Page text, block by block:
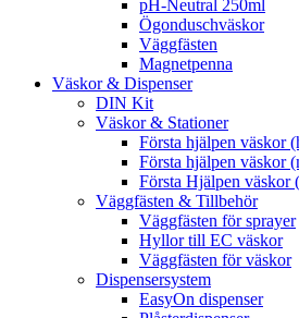
pH-Neutral 250ml
Ögonduschväskor
Väggfästen
Magnetpenna
Väskor & Dispenser
DIN Kit
Väskor & Stationer
Första hjälpen väskor
Första hjälpen väskor
Första Hjälpen väskor
Väggfästen & Tillbehör
Väggfästen för sprayer
Hyllor till EC väskor
Väggfästen för väskor
Dispensersystem
EasyOn dispenser